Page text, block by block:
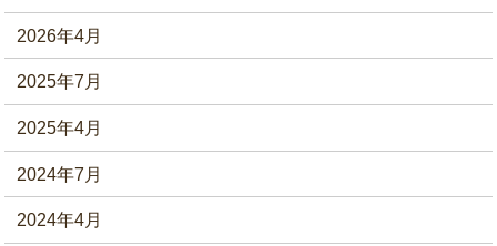
2026年4月
2025年7月
2025年4月
2024年7月
2024年4月